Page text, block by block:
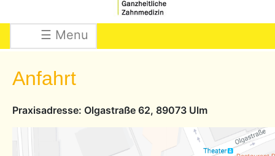
☰ Menu
Anfahrt
Praxisadresse: Olgastraße 62, 89073 Ulm